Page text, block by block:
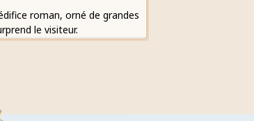
roman, orné de grandes
le visiteur.